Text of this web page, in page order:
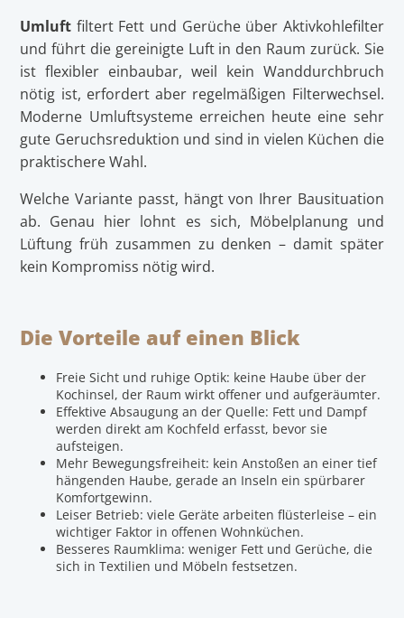
Umluft filtert Fett und Gerüche über Aktivkohlefilter
und führt die gereinigte Luft in den Raum zurück. Sie
ist flexibler einbaubar, weil kein Wanddurchbruch
nötig ist, erfordert aber regelmäßigen Filterwechsel.
Moderne Umluftsysteme erreichen heute eine sehr
gute Geruchsreduktion und sind in vielen Küchen die
praktischere Wahl.
Welche Variante passt, hängt von Ihrer Bausituation
ab. Genau hier lohnt es sich, Möbelplanung und
Lüftung früh zusammen zu denken – damit später
kein Kompromiss nötig wird.
Die Vorteile auf einen Blick
Freie Sicht und ruhige Optik: keine Haube über der
Kochinsel, der Raum wirkt offener und aufgeräumter.
Effektive Absaugung an der Quelle: Fett und Dampf
werden direkt am Kochfeld erfasst, bevor sie
aufsteigen.
Mehr Bewegungsfreiheit: kein Anstoßen an einer tief
hängenden Haube, gerade an Inseln ein spürbarer
Komfortgewinn.
Leiser Betrieb: viele Geräte arbeiten flüsterleise – ein
wichtiger Faktor in offenen Wohnküchen.
Besseres Raumklima: weniger Fett und Gerüche, die
sich in Textilien und Möbeln festsetzen.